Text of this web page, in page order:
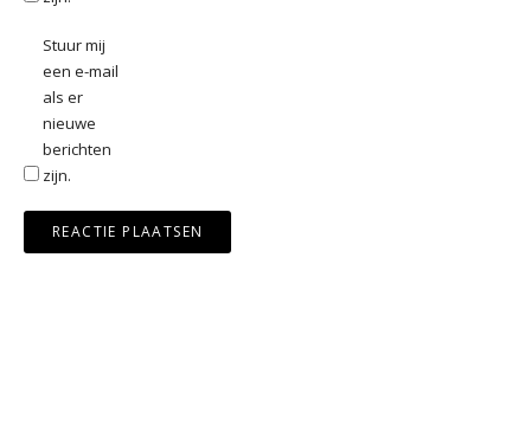
Stuur mij
een e-mail
als er
nieuwe
berichten
zijn.